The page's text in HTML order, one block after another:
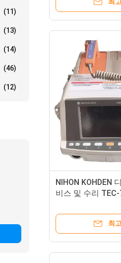
(11)
(13)
(14)
(46)
(12)
NIHON KOHDEN
비스 및 수리
최